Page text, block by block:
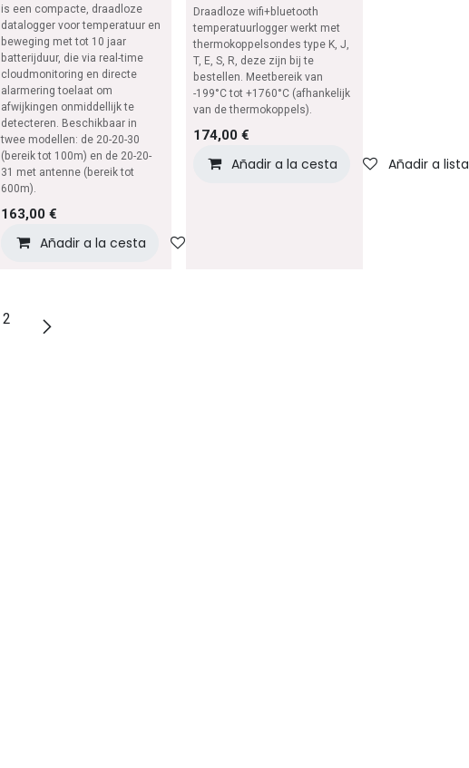
Añadir a lista de deseos
is een compacte, draadloze
datalogger voor temperatuur en
beweging met tot 10 jaar
batterijduur, die via real-time
cloudmonitoring en directe
alarmering toelaat om
afwijkingen onmiddellijk te
detecteren. Beschikbaar in
twee modellen: de 20-20-30
(bereik tot 100m) en de 20-20-
31 met antenne (bereik tot
600m).
163,00 €
Añadir a la cesta
Draadloze wifi+bluetooth
temperatuurlogger werkt met
thermokoppelsondes type K, J,
T, E, S, R, deze zijn bij te
bestellen. Meetbereik van
-199°C tot +1760°C (afhankelijk
van de thermokoppels).
174,00€
Añadir a la cesta Añadir a
2